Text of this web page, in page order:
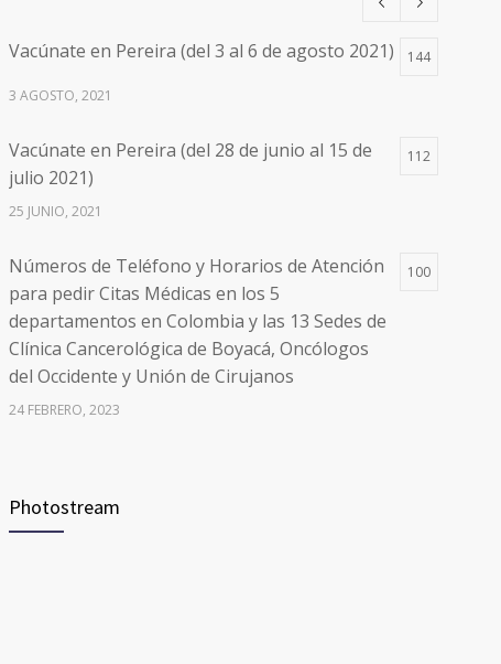
para pedir Citas Médicas en los 5
del Occidente y Unión de Cirujanos
24 FEBRERO, 2023
Vacúnate en Pereira (del 3 al 6 de agosto 2021) 144
3 AGOSTO, 2021
Vacúnate en Pereira (del 28 de junio al 15 de
julio 2021)
112
25 JUNIO, 2021
Números de Teléfono y Horarios de Atención
para pedir Citas Médicas en los 5
departamentos en Colombia y las 13 Sedes de
Clínica Cancerológica de Boyacá, Oncólogos
del Occidente y Unión de Cirujanos
100
24 FEBRERO, 2023
3 JUNIO, 2021
Photostream